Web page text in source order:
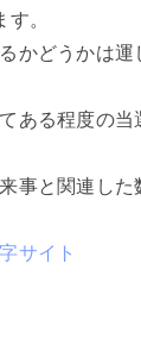
。
かどうかは運
ある程度の当
事と関連し
サイト